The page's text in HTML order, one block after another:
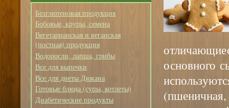
Безглютеновая продукция
Бобовые, крупы, семена
Вегетарианская и веганская
(постная) продукция
Водоросли, лапша, грибы
Все для выпечки
Все для диеты Дюкана
Готовые блюда (супы, котлеты)
Диабетические продукты
основного